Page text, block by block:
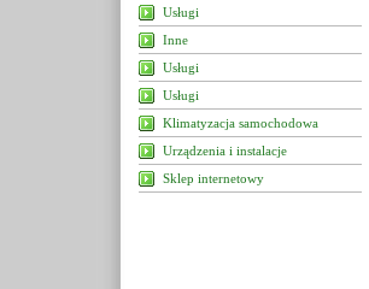
Usługi
Inne
Usługi
Usługi
Klimatyzacja samochodowa
Urządzenia i instalacje
Sklep internetowy